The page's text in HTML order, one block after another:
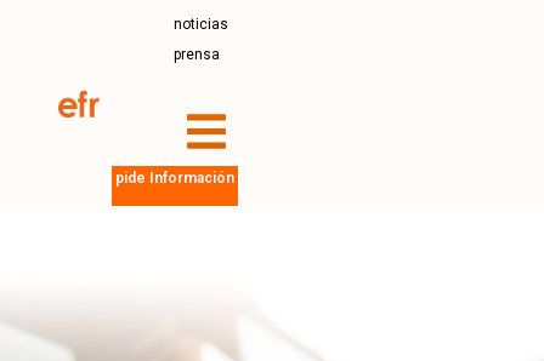
noticias
prensa
pide Información